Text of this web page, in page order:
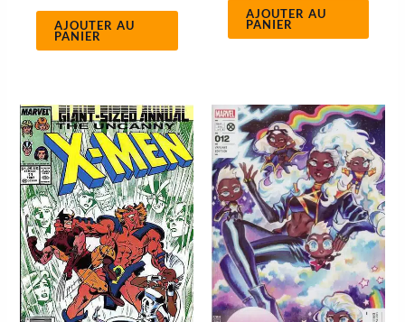
AJOUTER AU
PANIER
AJOUTER AU
PANIER
Ce
produit
a
plusieurs
variations.
Les
options
peuvent
être
Ce
a
Les
être